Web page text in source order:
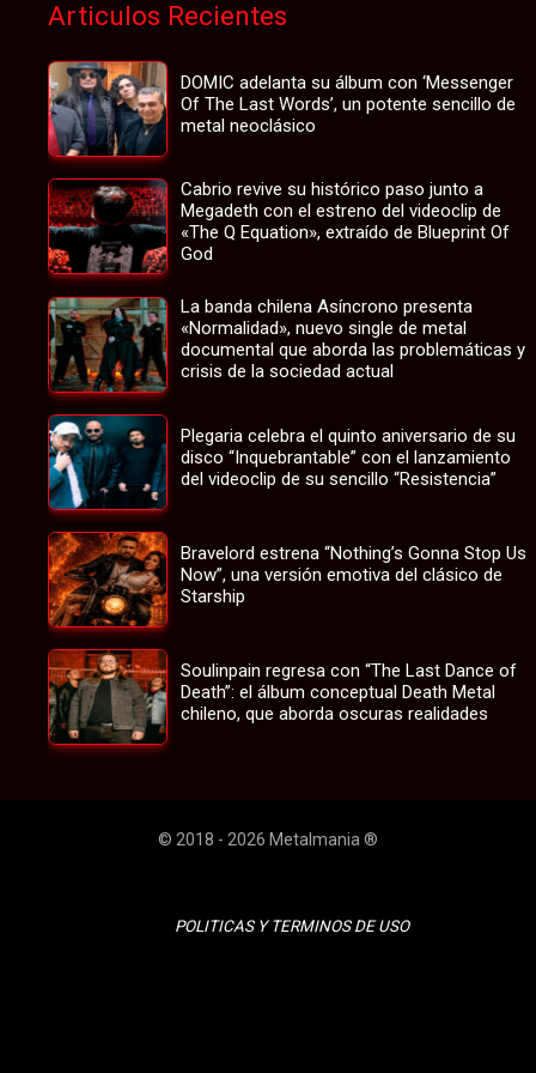
Articulos Recientes
DOMIC adelanta su álbum con ‘Messenger
Of The Last Words’, un potente sencillo de
metal neoclásico
Cabrio revive su histórico paso junto a
Megadeth con el estreno del videoclip de
«The Q Equation», extraído de Blueprint Of
God
La banda chilena Asíncrono presenta
«Normalidad», nuevo single de metal
documental que aborda las problemáticas y
crisis de la sociedad actual
Plegaria celebra el quinto aniversario de su
disco “Inquebrantable” con el lanzamiento
del videoclip de su sencillo “Resistencia”
Bravelord estrena “Nothing’s Gonna Stop Us
Now”, una versión emotiva del clásico de
Starship
Soulinpain regresa con “The Last Dance of
Death”: el álbum conceptual Death Metal
chileno, que aborda oscuras realidades
© 2018 - 2026 Metalmania ®
POLITICAS Y TERMINOS DE USO